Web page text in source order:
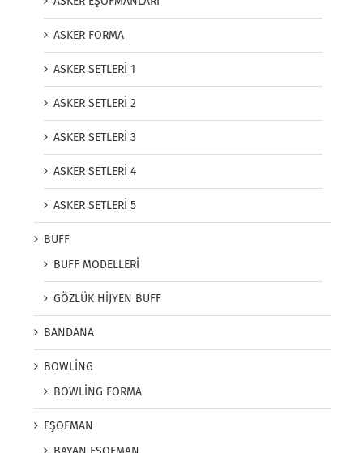
ASKER FORMA
ASKER SETLERİ 1
ASKER SETLERİ 2
ASKER SETLERİ 3
ASKER SETLERİ 4
ASKER SETLERİ 5
BUFF
BUFF MODELLERİ
GÖZLÜK HİJYEN BUFF
BANDANA
BOWLİNG
BOWLİNG FORMA
EŞOFMAN